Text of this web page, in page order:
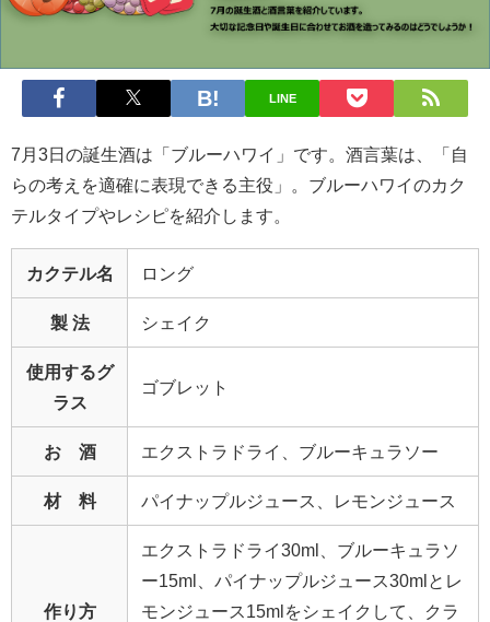
LINE
7月3日の誕生酒は「ブルーハワイ」です。酒言葉は、「自
らの考えを適確に表現できる主役」。ブルーハワイのカク
テルタイプやレシピを紹介します。
カクテル名 ロング
製 法 シェイク
使用するグ
ラス
ゴブレット
お 酒 エクストラドライ、ブルーキュラソー
材 料 パイナップルジュース、レモンジュース
作り方
エクストラドライ30ml、ブルーキュラソ
ー15ml、パイナップルジュース30mlとレ
モンジュース15mlをシェイクして、クラ